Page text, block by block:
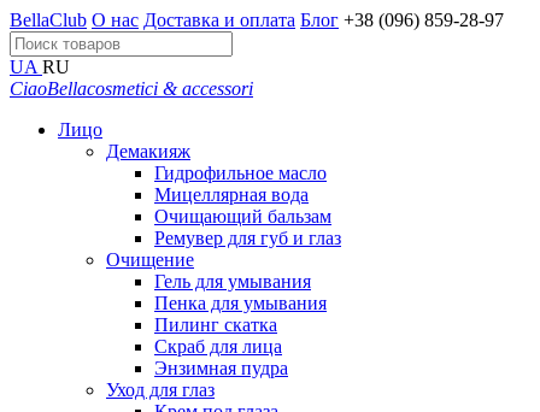
BellaClub О нас Доставка и оплата Блог +38 (096) 859-28-97
UA RU
CiaoBellacosmetici & accessori
Лицо
Демакияж
Гидрофильное масло
Мицеллярная вода
Очищающий бальзам
Ремувер для губ и глаз
Очищение
Гель для умывания
Пенка для умывания
Пилинг скатка
Скраб для лица
Энзимная пудра
Уход для глаз